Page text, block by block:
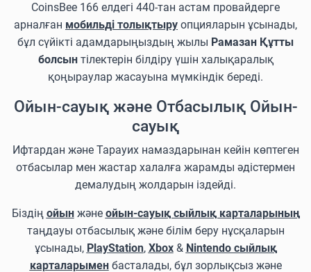
CoinsBee 166 елдегі 440-тан астам провайдерге
арналған мобильді толықтыру опцияларын ұсынады,
бұл сүйікті адамдарыңыздың жылы Рамазан Құтты
болсынтілектерін білдіру үшін халықаралық
қоңыраулар жасауына мүмкіндік береді.
Ойын-сауық және Отбасылық Ойын-
сауық
Ифтардан және Тарауих намаздарынан кейін көптеген
отбасылар мен жастар халалға жарамды әдістермен
демалудың жолдарын іздейді.
Біздің ойынжәне ойын-сауық сыйлық карталарының
таңдауы отбасылық және білім беру нұсқаларын
ұсынады, PlayStation, Xbox& Nintendo сыйлық
карталарыменбасталады, бұл зорлықсыз және